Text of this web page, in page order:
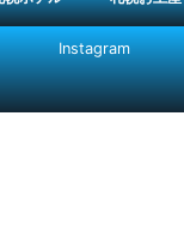
Instagram